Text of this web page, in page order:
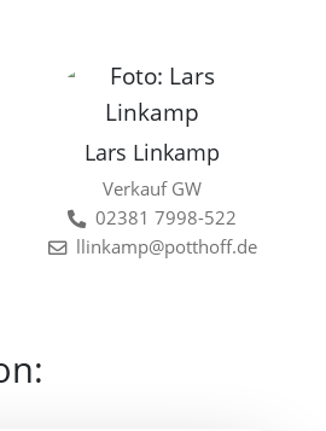
Lars Linkamp
Verkauf GW
02381 7998-522
llinkamp@potthoff.de